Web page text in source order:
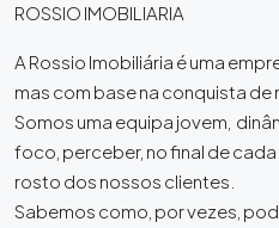
ROSSIO IMOBILIARIA
A Rossio Imobiliária é uma
mas com base na conquista de
Somos uma equipa jovem,
foco, perceber, no final de
rosto dos nossos clientes.
Sabemos como, por vezes,